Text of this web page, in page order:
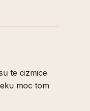
te cizmice
moc tom